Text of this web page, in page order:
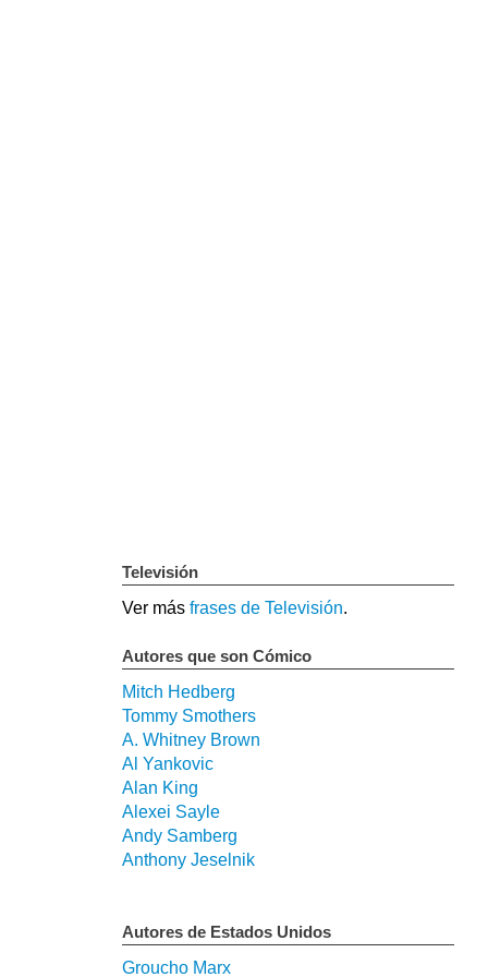
Televisión
Ver más frases de Televisión.
Autores que son Cómico
Mitch Hedberg
Tommy Smothers
A. Whitney Brown
Al Yankovic
Alan King
Alexei Sayle
Andy Samberg
Anthony Jeselnik
Autores de Estados Unidos
Groucho Marx